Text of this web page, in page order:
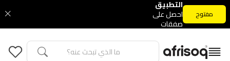
التطبيق
احصل على
صفقات
الحصرية
مفتوح